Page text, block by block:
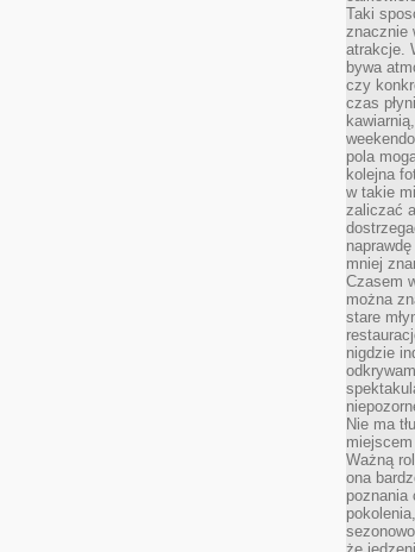
Taki
znacznie
atrakcje.
bywa
czy
czas
pola
kolejna
w takie
zaliczać
mniej
Czasem
można
stare
nigdzie
Nie ma
Ważną
ona
poznania